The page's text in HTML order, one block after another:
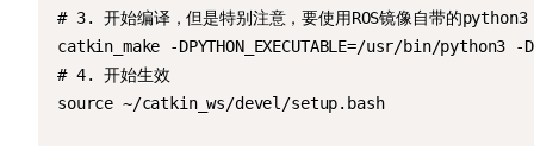
# 3. 开始编译，但是特别注意，要使用ROS镜像自带的
catkin_make -DPYTHON_EXECUTABLE=/usr/bin/
# 4. 开始生效
source ~/catkin_ws/devel/setup.bash